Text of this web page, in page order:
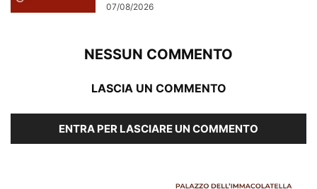
07/08/2026
NESSUN COMMENTO
LASCIA UN COMMENTO
ENTRA PER LASCIARE UN COMMENTO